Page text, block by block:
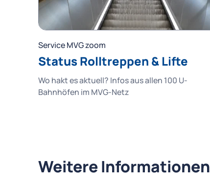
Service MVG zoom
Status Rolltreppen & Lifte
Wo hakt es aktuell? Infos aus allen 100 U-
Bahnhöfen im MVG-Netz
Weitere Informationen